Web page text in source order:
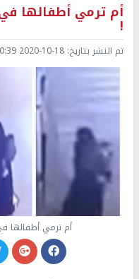
أم ترمي أطفالها
!
تم النشر بتاريخ: 2020-10-18 10:39
أم ترمي أطفالها